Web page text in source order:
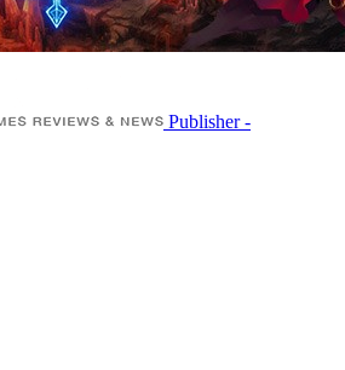
Publisher -